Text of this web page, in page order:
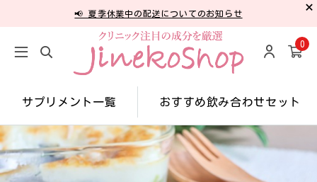
📢 夏季休業中の配送についてのお知らせ
0
サプリメント一覧 おすすめ飲み合わせセット